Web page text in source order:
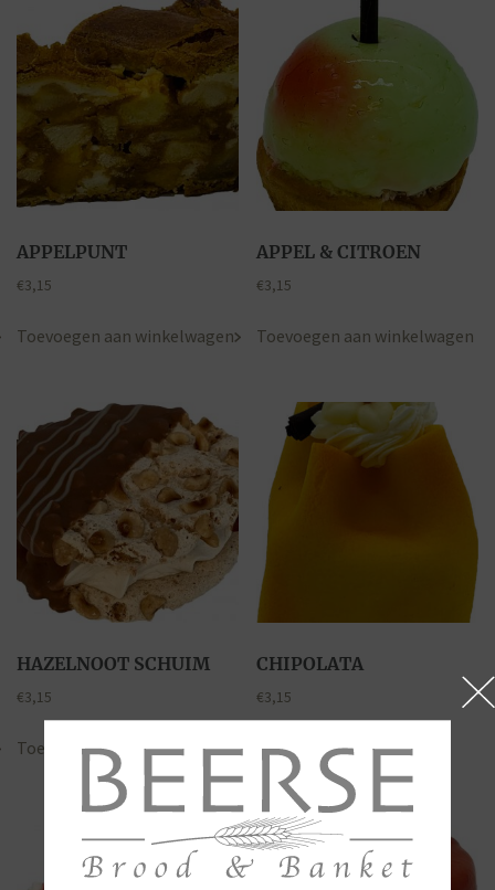
APPELPUNT
€3,15
Toevoegen aan winkelwagen
APPEL & CITROEN
€3,15
Toevoegen aan winkelwagen
HAZELNOOT SCHUIM
€3,15
Toevoegen aan winkelwagen
CHIPOLATA
€3,15
Lees verder